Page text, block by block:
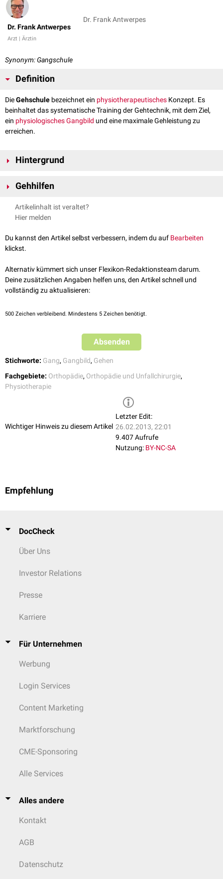
Dr. Frank Antwerpes
Arzt | Ärztin
Dr. Frank Antwerpes
Synonym: Gangschule
Definition
DieGehschule bezeichnet ein physiotherapeutisches Konzept. Es
beinhaltet das systematische Training der Gehtechnik, mit dem Ziel,
ein physiologischesGangbild und eine maximale Gehleistung zu
erreichen.
Hintergrund
Erkrankungen,Verletzungen
Amputationenbestehen.
Gehhilfen
Unterarmstütze
Gehbarren
Gehbock
Gehwagen
Vierpunktgehhilfe
Handstock
Artikelinhalt ist veraltet?
Hier melden
Du kannst den Artikel selbst verbessern, indem du auf Bearbeiten
klickst.
Alternativ kümmert sich unser Flexikon-Redaktionsteam darum.
Deine zusätzlichen Angaben helfen uns, den Artikel schnell und
vollständig zu aktualisieren:
500 Zeichen verbleibend. Mindestens 5 Zeichen benötigt.
Absenden
Stichworte: Gang, Gangbild, Gehen
Fachgebiete: Orthopädie, Orthopädie und Unfallchirurgie,
Physiotherapie
Wichtiger Hinweis zu diesem Artikel
Letzter Edit:
26.02.2013, 22:01
9.407 Aufrufe
Nutzung: BY-NC-SA
Empfehlung
DocCheck
Über Uns
Investor Relations
Presse
Karriere
Für Unternehmen
Werbung
Login Services
Content Marketing
Marktforschung
CME-Sponsoring
Alle Services
Alles andere
Kontakt
AGB
Datenschutz